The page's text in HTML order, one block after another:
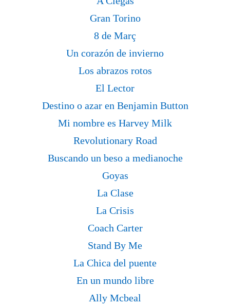
Gran Torino
8 de Març
Un corazón de invierno
Los abrazos rotos
El Lector
Destino o azar en Benjamin Button
Mi nombre es Harvey Milk
Revolutionary Road
Buscando un beso a medianoche
Goyas
La Clase
La Crisis
Coach Carter
Stand By Me
La Chica del puente
En un mundo libre
Ally Mcbeal